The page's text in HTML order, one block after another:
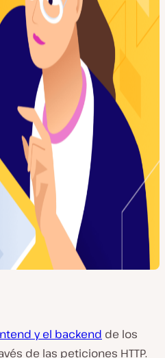
y el backend de los
de las peticiones HTTP.